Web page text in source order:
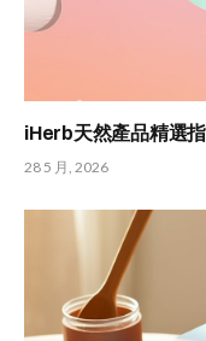
iHerb天然產品精選
28 5 月, 2026